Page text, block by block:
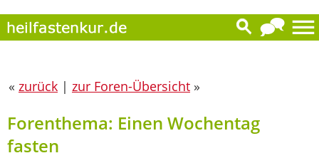
« zurück | zur Foren-Übersicht »
Forenthema: Einen Wochentag
fasten